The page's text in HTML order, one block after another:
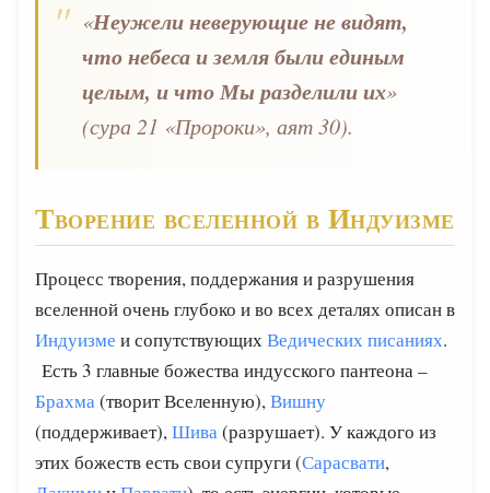
«Неужели неверующие не видят,
что небеса и земля были единым
целым, и что Мы разделили их»
(сура 21 «Пророки», аят 30).
Творение вселенной в Индуизме
Процесс творения, поддержания и разрушения
вселенной очень глубоко и во всех деталях описан в
Индуизме и сопутствующихВедических писаниях.
Есть 3 главные божества индусского пантеона –
Брахма(творит Вселенную),Вишну
(поддерживает),Шива(разрушает). У каждого из
этих божеств есть свои супруги (Сарасвати,